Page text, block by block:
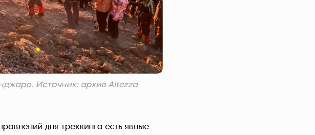
Источник: архив Altezza
для треккинга есть явные